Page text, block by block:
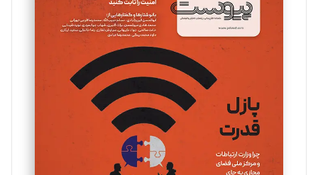
مینا پاکدل
یسنا امان‌پور
تحریریه